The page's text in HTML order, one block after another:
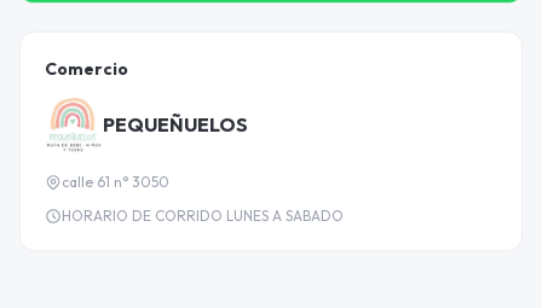
Comercio
PEQUEÑUELOS
calle 61 n° 3050
HORARIO DE CORRIDO LUNES A SABADO